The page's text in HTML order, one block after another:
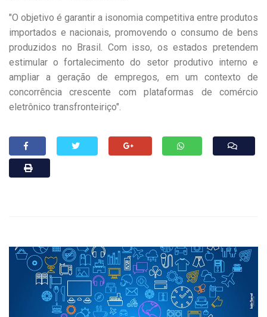
"O objetivo é garantir a isonomia competitiva entre produtos
importados e nacionais, promovendo o consumo de bens
produzidos no Brasil. Com isso, os estados pretendem
estimular o fortalecimento do setor produtivo interno e
ampliar a geração de empregos, em um contexto de
concorrência crescente com plataformas de comércio
eletrônico transfronteiriço".